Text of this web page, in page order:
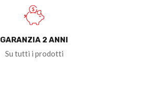
GARANZIA 2 ANNI
Su tutti i prodotti